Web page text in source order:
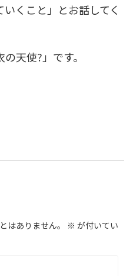
くこと」とお話してく
天使︎?︎」です。
はありません。 ※ が付いてい